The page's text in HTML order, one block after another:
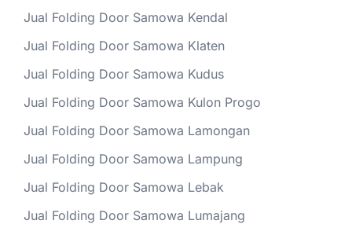
Jual Folding Door Samowa Kendal
Jual Folding Door Samowa Klaten
Jual Folding Door Samowa Kudus
Jual Folding Door Samowa Kulon Progo
Jual Folding Door Samowa Lamongan
Jual Folding Door Samowa Lampung
Jual Folding Door Samowa Lebak
Jual Folding Door Samowa Lumajang